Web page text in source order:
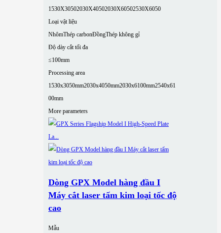
1530X30502030X40502030X60502530X6050
Loại vật liệu
NhômThép carbonĐồngThép không gỉ
Độ dày cắt tối đa
≤100mm
Processing area
1530x3050mm2030x4050mm2030x6100mm2540x61
00mm
More parameters
Dòng GPX Model hàng đầu I
Máy cắt laser tấm kim loại tốc độ
cao
Mẫu